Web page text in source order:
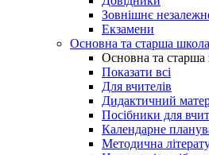
Зовнішнє
Екзамени
Основна та старша школа
Основна та старша
Показати всі
Для вчителів
Дидактичний
Посібники для
Календарне
Методична